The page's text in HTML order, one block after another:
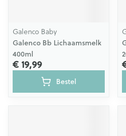
Galenco Baby
Galenco Bb Lichaamsmelk
400ml
€ 19,99
Bestel